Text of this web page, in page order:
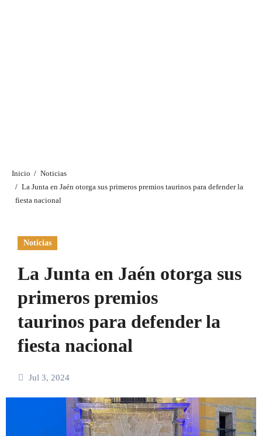
Inicio
Noticias
La Junta en Jaén otorga sus primeros premios taurinos para defender la
fiesta nacional
Noticias
La Junta en Jaén otorga sus
primeros premios
taurinos para defender la
fiesta nacional
Jul 3, 2024